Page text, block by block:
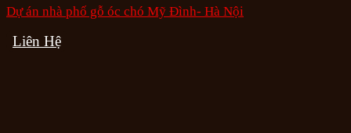
Dự án nhà phố gỗ óc chó Mỹ Đình- Hà Nội
Liên Hệ